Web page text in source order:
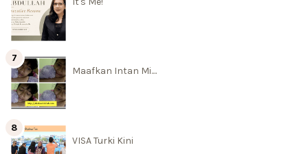
Maafkan Intan Mi....
VISA Turki Kini